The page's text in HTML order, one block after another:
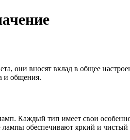
и общения.
Каждый тип имеет свои
обеспечивают яркий и чистый